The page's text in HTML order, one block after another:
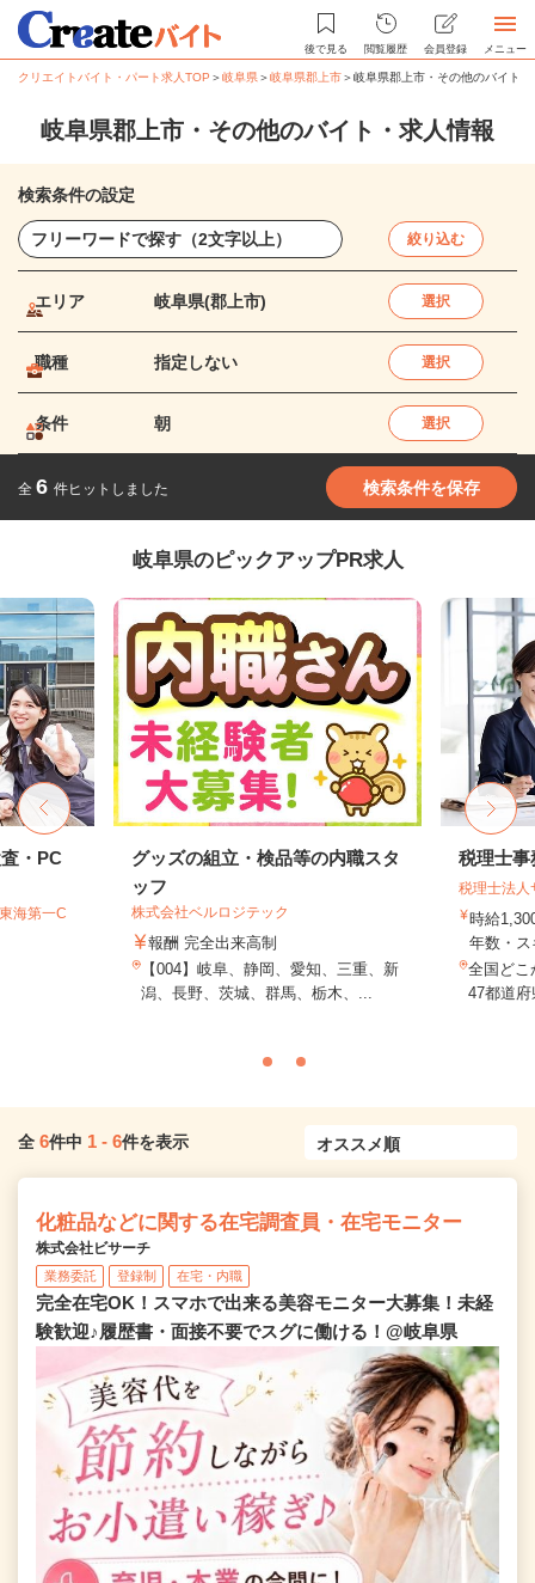
後で見る 閲覧履歴 会員登録 メニュー
クリエイトバイト・パート求人TOP ＞岐阜県＞岐阜県郡上市＞岐阜県郡上市・その他のバイト
岐阜県郡上市・その他のバイト・求人情報
検索条件の設定
絞り込む
エリア 岐阜県(郡上市) 選択
職種 指定しない 選択
条件 朝 選択
全 6 件ヒットしました 検索条件を保存
岐阜県のピックアップPR求人
・PC
海第一C
グッズの組立・検品等の内職スタ
ッフ
株式会社ベルロジテック
報酬 完全出来高制
【004】岐阜、静岡、愛知、三重、新
潟、長野、茨城、群馬、栃木、...
税理士事
税理士法人
時給
年数・
全国どこ
47都道
全 6件中 1 - 6件を表示
化粧品などに関する在宅調査員・在宅モニター
株式会社ビサーチ
業務委託 登録制 在宅・内職
完全在宅OK！スマホで出来る美容モニター大募集！未経
験歓迎♪履歴書・面接不要でスグに働ける！@岐阜県